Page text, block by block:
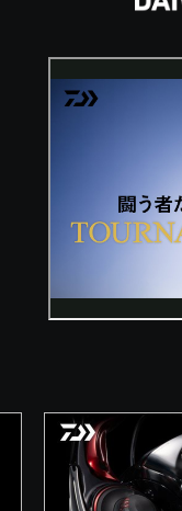
150J」 | 船最前線